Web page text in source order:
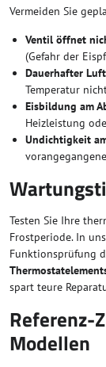
Vermeiden Sie
Ventil öffnet
(Gefahr der
Dauerhafter
Temperatur
Eisbildung am
Heizleistung
Undichtigkeit
Testen Sie Ihre
Frostperiode. In
Funktionsprüfung
spart teure
Referenz-
Modellen